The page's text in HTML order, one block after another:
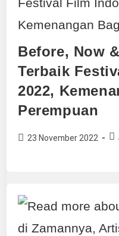
Before, Now
Terbaik
2022,
Perempuan
23 November 2022